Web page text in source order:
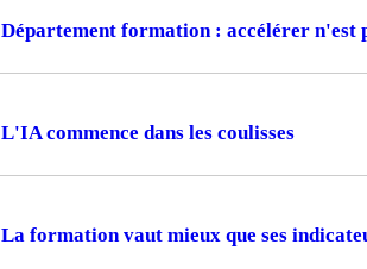
Département formation : accélérer n'est
L'IA commence dans les coulisses
La formation vaut mieux que ses